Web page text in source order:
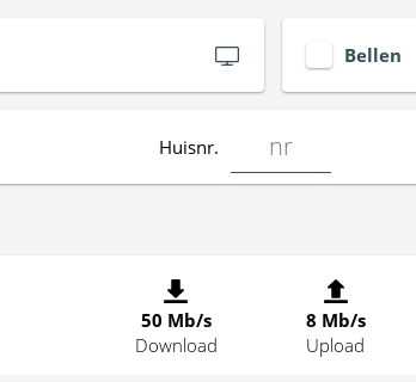
Bellen
Huisnr.
50 Mb/s
Download
8 Mb/s
Upload